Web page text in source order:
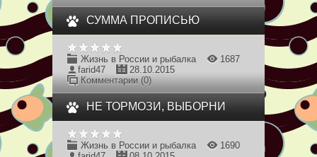
СУММА ПРОПИСЬЮ
Жизнь в России и рыбалка
1687
farid47
28.10.2015
Комментарии (0)
НЕ ТОРМОЗИ, ВЫБОРНИ
Жизнь в России и рыбалка
1690